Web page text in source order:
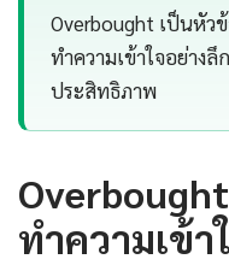
Overbought เป็นหัว
ทำความเข้าใจอย่าง
ประสิทธิภาพ
ทำความเข้